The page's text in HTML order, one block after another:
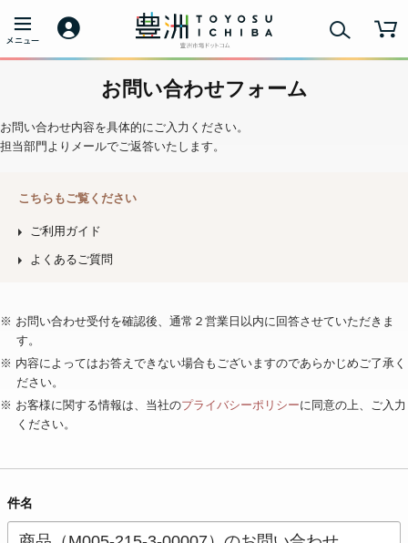
お問い合わせフォーム
お問い合わせ内容を具体的にご入力ください。
担当部門よりメールでご返答いたします。
こちらもご覧ください
ご利用ガイド
よくあるご質問
※ お問い合わせ受付を確認後、通常２営業日以内に回答させていただきま
す。
※ 内容によってはお答えできない場合もございますのであらかじめご了承く
ださい。
※ お客様に関する情報は、当社のプライバシーポリシーに同意の上、ご入力
ください。
件名